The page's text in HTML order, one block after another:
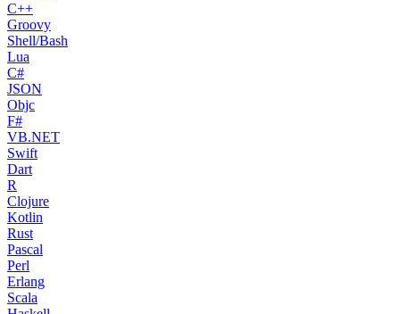
C++
Groovy
Shell/Bash
Lua
C#
JSON
Objc
F#
VB.NET
Swift
Dart
R
Clojure
Kotlin
Rust
Pascal
Perl
Erlang
Scala